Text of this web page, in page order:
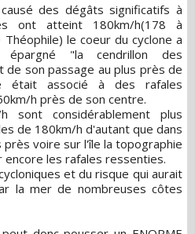
des dégâts significatifs à
ont atteint 180km/h(178 à
le coeur du cyclone a
épargné "la cendrillon des
de son passage au plus près de
était associé à des rafales
h près de son centre.
sont considérablement plus
de 180km/h d'autant que dans
près voire sur l'île la topographie
encore les rafales ressenties.
et du risque qui aurait
la mer de nombreuses côtes